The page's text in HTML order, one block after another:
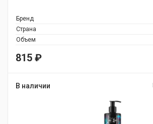
Бренд
Страна
Объем
815 ₽
В наличии